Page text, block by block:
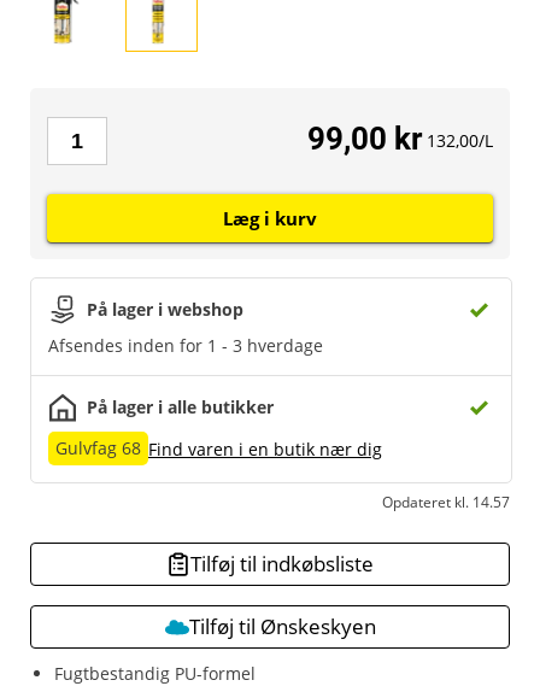
Fugtbestandig PU-formel
På lager i webshop
Afsendes inden for 1 - 3 hverdage
På lager i alle butikker
Gulvfag 68 Find varen i en butik nær dig
Opdateret kl. 14.57
99,00 kr 132,00/L
Læg i kurv
Tilføj til indkøbsliste
Tilføj til Ønskeskyen